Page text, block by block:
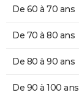
De 60 à 70 ans
De 70 à 80 ans
De 80 à 90 ans
De 90 à 100 ans